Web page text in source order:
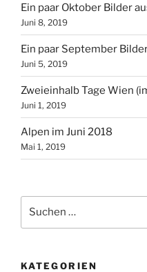
Ein paar Oktober Bilder
Juni 8, 2019
Ein paar September
Juni 5, 2019
Zweieinhalb Tage Wien
Juni 1, 2019
Alpen im Juni 2018
Mai 1, 2019
nach:
KATEGORIEN